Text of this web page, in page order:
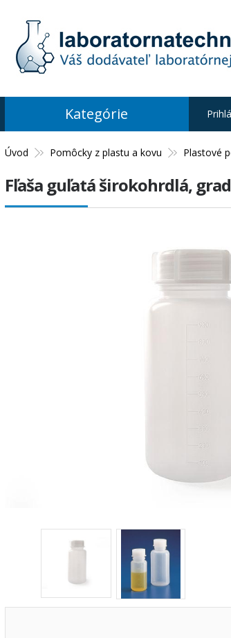
Úvod Pomôcky z plastu a kovu Plastové
Fľaša guľatá širokohrdlá,
Kategórie